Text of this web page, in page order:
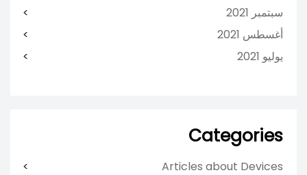
سبتمبر 2021
أغسطس 2021
يوليو 2021
Categories
Articles about Devices